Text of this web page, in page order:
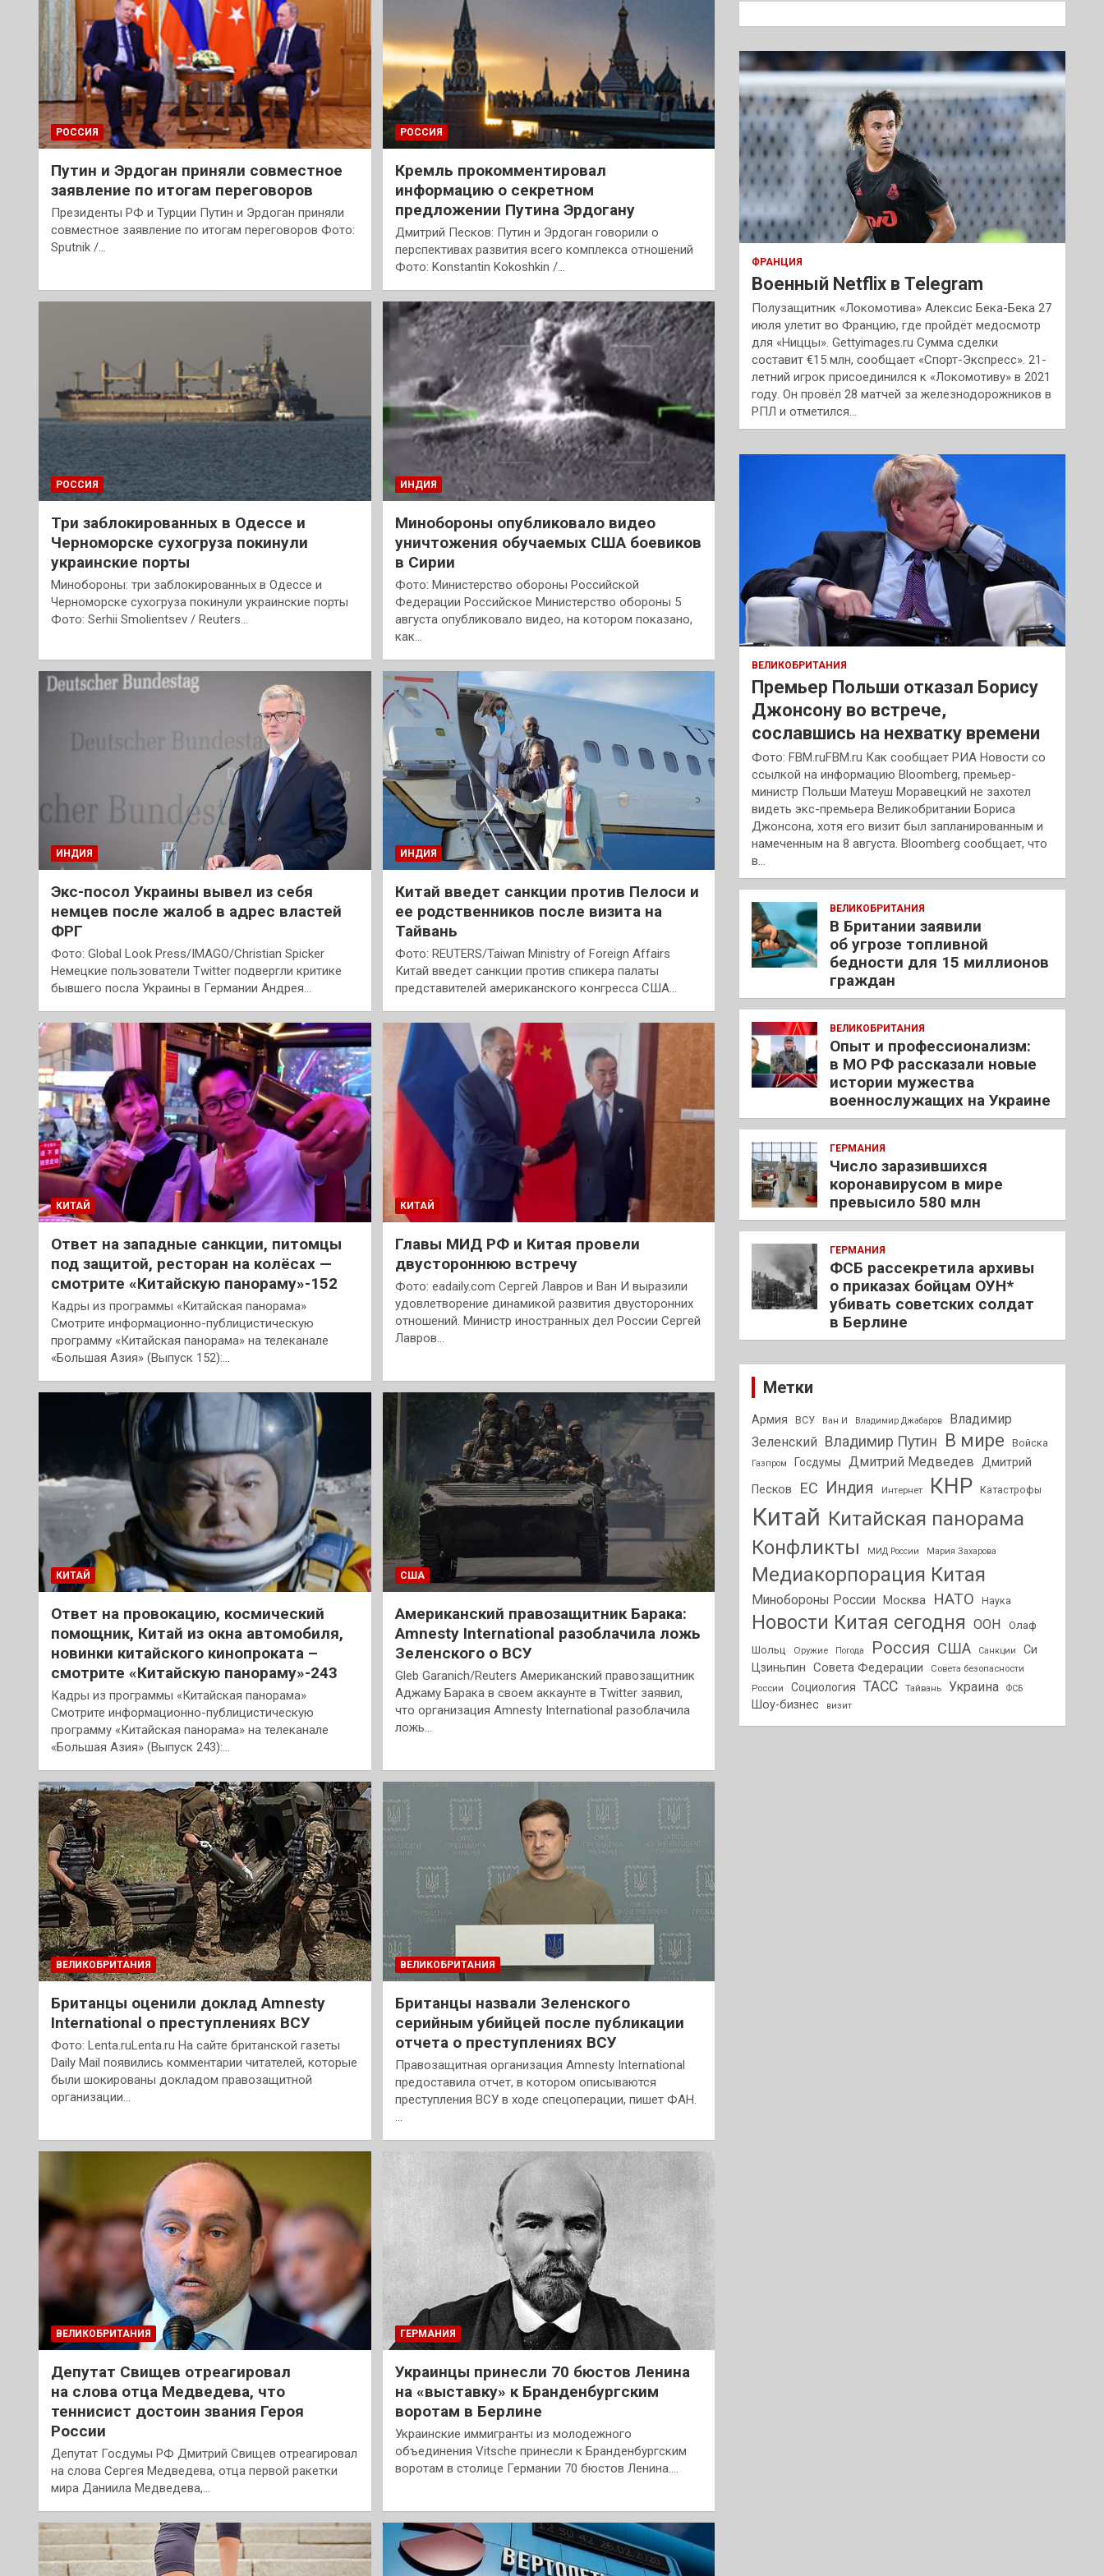
РОССИЯ
Путин и Эрдоган приняли совместное
заявление по итогам переговоров
Президенты РФ и Турции Путин и Эрдоган приняли
совместное заявление по итогам переговоров Фото:
Sputnik /…
РОССИЯ
Кремль прокомментировал
информацию о секретном
предложении Путина Эрдогану
Дмитрий Песков: Путин и Эрдоган говорили о
перспективах развития всего комплекса отношений
Фото: Konstantin Kokoshkin /…
РОССИЯ
Три заблокированных в Одессе и
Черноморске сухогруза покинули
украинские порты
Минобороны: три заблокированных в Одессе и
Черноморске сухогруза покинули украинские порты
Фото: Serhii Smolientsev / Reuters…
ИНДИЯ
Минобороны опубликовало видео
уничтожения обучаемых США боевиков
в Сирии
Фото: Министерство обороны Российской
Федерации Российское Министерство обороны 5
августа опубликовало видео, на котором показано,
как…
ИНДИЯ
Экс-посол Украины вывел из себя
немцев после жалоб в адрес властей
ФРГ
Фото: Global Look Press/IMAGO/Christian Spicker
Немецкие пользователи Twitter подвергли критике
бывшего посла Украины в Германии Андрея…
ИНДИЯ
Китай введет санкции против Пелоси и
ее родственников после визита на
Тайвань
Фото: REUTERS/Taiwan Ministry of Foreign Affairs
Китай введет санкции против спикера палаты
представителей американского конгресса США…
КИТАЙ
Ответ на западные санкции, питомцы
под защитой, ресторан на колёсах —
смотрите «Китайскую панораму»-152
Кадры из программы «Китайская панорама»
Смотрите информационно-публицистическую
программу «Китайская панорама» на телеканале
«Большая Азия» (Выпуск 152):…
КИТАЙ
Главы МИД РФ и Китая провели
двустороннюю встречу
Фото: eadaily.com Сергей Лавров и Ван И выразили
удовлетворение динамикой развития двусторонних
отношений. Министр иностранных дел России Сергей
Лавров…
КИТАЙ
Ответ на провокацию, космический
помощник, Китай из окна автомобиля,
новинки китайского кинопроката –
смотрите «Китайскую панораму»-243
Кадры из программы «Китайская панорама»
Смотрите информационно-публицистическую
программу «Китайская панорама» на телеканале
«Большая Азия» (Выпуск 243):…
США
Американский правозащитник Барака:
Amnesty International разоблачила ложь
Зеленского о ВСУ
Gleb Garanich/Reuters Американский правозащитник
Аджаму Барака в своем аккаунте в Twitter заявил,
что организация Amnesty International разоблачила
ложь…
ВЕЛИКОБРИТАНИЯ
Британцы оценили доклад Amnesty
International о преступлениях ВСУ
Фото: Lenta.ruLenta.ru На сайте британской газеты
Daily Mail появились комментарии читателей, которые
были шокированы докладом правозащитной
организации…
ВЕЛИКОБРИТАНИЯ
Британцы назвали Зеленского
серийным убийцей после публикации
отчета о преступлениях ВСУ
Правозащитная организация Amnesty International
предоставила отчет, в котором описываются
преступления ВСУ в ходе спецоперации, пишет ФАН.
…
ВЕЛИКОБРИТАНИЯ
Депутат Свищев отреагировал
на слова отца Медведева, что
теннисист достоин звания Героя
России
Депутат Госдумы РФ Дмитрий Свищев отреагировал
на слова Сергея Медведева, отца первой ракетки
мира Даниила Медведева,…
ГЕРМАНИЯ
Украинцы принесли 70 бюстов Ленина
на «выставку» к Бранденбургским
воротам в Берлине
Украинские иммигранты из молодежного
объединения Vitsche принесли к Бранденбургским
воротам в столице Германии 70 бюстов Ленина.…
к
ФРАНЦИЯ
Военный Netflix в Telegram
Полузащитник «Локомотива» Алексис Бека-Бека 27
июля улетит во Францию, где пройдёт медосмотр
для «Ниццы». Gettyimages.ru Сумма сделки
составит €15 млн, сообщает «Спорт-Экспресс». 21-
летний игрок присоединился к «Локомотиву» в 2021
году. Он провёл 28 матчей за железнодорожников в
РПЛ и отметился…
ВЕЛИКОБРИТАНИЯ
Премьер Польши отказал Борису
Джонсону во встрече,
сославшись на нехватку времени
Фото: FBM.ruFBM.ru Как сообщает РИА Новости со
ссылкой на информацию Bloomberg, премьер-
министр Польши Матеуш Моравецкий не захотел
видеть экс-премьера Великобритании Бориса
Джонсона, хотя его визит был запланированным и
намеченным на 8 августа. Bloomberg сообщает, что
в…
ВЕЛИКОБРИТАНИЯ
В Британии заявили
об угрозе топливной
бедности для 15 миллионов
граждан
ВЕЛИКОБРИТАНИЯ
Опыт и профессионализм:
в МО РФ рассказали новые
истории мужества
военнослужащих на Украине
ГЕРМАНИЯ
Число заразившихся
коронавирусом в мире
превысило 580 млн
ГЕРМАНИЯ
ФСБ рассекретила архивы
о приказах бойцам ОУН*
убивать советских солдат
в Берлине
Метки
Армия ВСУ Ван И Владимир Джабаров
Владимир
Зеленский
Владимир Путин В мире Войска
Газпром Госдумы Дмитрий Медведев
Дмитрий
Песков
ЕС Индия Интернет КНР Катастрофы
Китай Китайская панорама
Конфликты
МИД России Мария Захарова
Медиакорпорация Китая
Минобороны России Москва НАТО Наука
Новости Китая сегодня ООН
Олаф
Шольц
Оружие Погода Россия США Санкции
Си
Цзиньпин
Совета Федерации
Совета безопасности
России
Социология ТАСС Тайвань Украина ФСБ
Шоу-бизнес визит